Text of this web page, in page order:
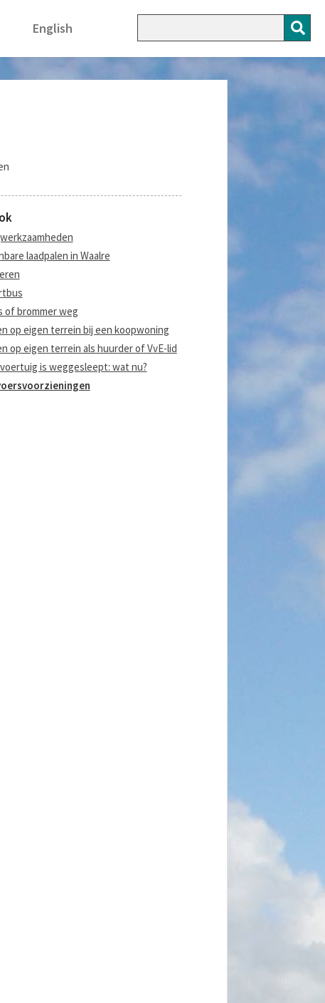
English
laadpalen in Waalre
of brommer weg
op eigen terrein bij een koopwoning
op eigen terrein als huurder of VvE-lid
is weggesleept: wat nu?